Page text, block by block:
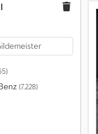
(7.228)